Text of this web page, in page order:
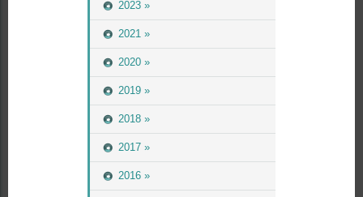
2023 »
2021 »
2020 »
2019 »
2018 »
2017 »
2016 »